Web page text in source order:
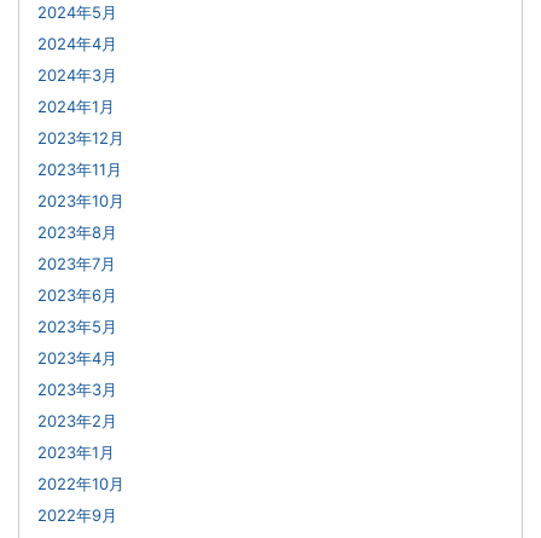
2024年5月
2024年4月
2024年3月
2024年1月
2023年12月
2023年11月
2023年10月
2023年8月
2023年7月
2023年6月
2023年5月
2023年4月
2023年3月
2023年2月
2023年1月
2022年10月
2022年9月